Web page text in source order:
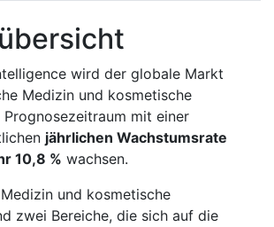
wird der globale Markt
Medizin und kosmetische
Prognosezeitraum mit einer
jährlichen Wachstumsrate
10,8 % wachsen.
und kosmetische
zwei Bereiche, die sich auf die